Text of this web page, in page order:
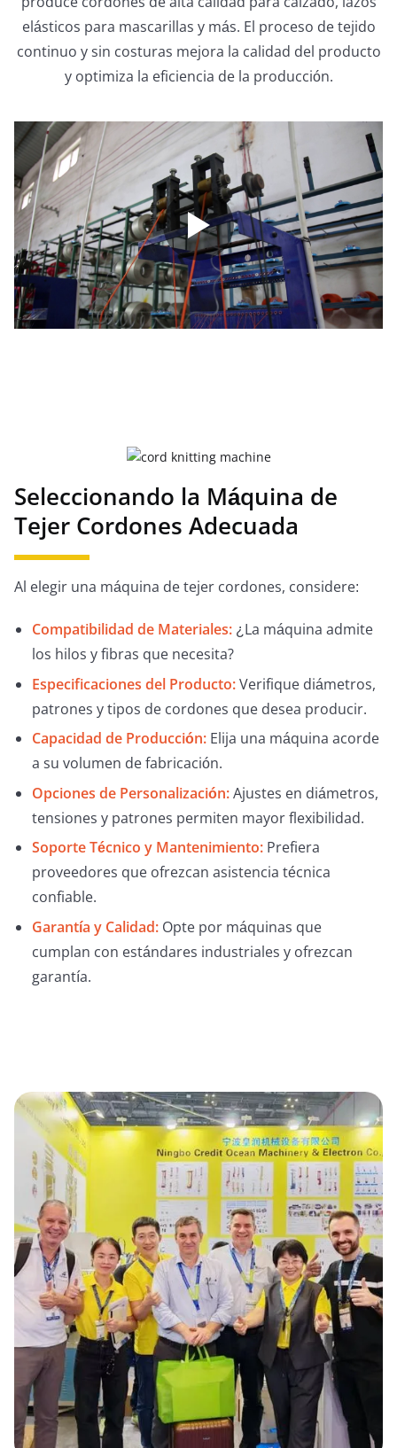
elásticos para mascarillas y más. El proceso de tejido
continuo y sin costuras mejora la calidad del producto
y optimiza la eficiencia de la producción.
Seleccionando la Máquina de
Tejer Cordones Adecuada
Al elegir una máquina de tejer cordones, considere:
Compatibilidad de Materiales: ¿La máquina admite
los hilos y fibras que necesita?
Especificaciones del Producto:Verifique diámetros,
patrones y tipos de cordones que desea producir.
Capacidad de Producción: Elija una máquina acorde
a su volumen de fabricación.
Opciones de Personalización:Ajustes en diámetros,
tensiones y patrones permiten mayor flexibilidad.
Soporte Técnico y Mantenimiento: Prefiera
proveedores que ofrezcan asistencia técnica
confiable.
Garantía y Calidad: Opte por máquinas que
cumplan con estándares industriales y ofrezcan
garantía.